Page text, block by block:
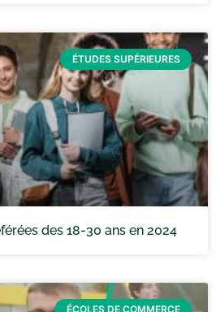
ÉTUDES SUPÉRIEURES
des 18-30 ans en 2024
ÉCOLES DE COMMERCE